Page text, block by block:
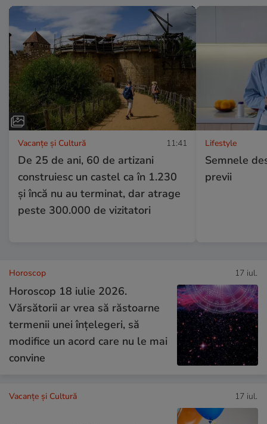
Vacanțe și Cultură 11:41
De 25 de ani, 60 de artizani
construiesc un castel ca în 1.230
și încă nu au terminat, dar atrage
peste 300.000 de vizitatori
Lifestyle
Semnele
previi
Horoscop 17 iul.
Horoscop 18 iulie 2026.
Vărsătorii ar vrea să răstoarne
termenii unei înțelegeri, să
modifice un acord care nu le mai
convine
Vacanțe și Cultură 17 iul.